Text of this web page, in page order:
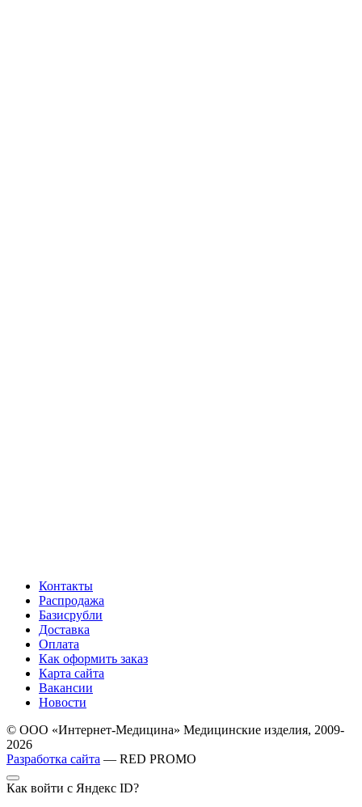
Контакты
Распродажа
Базисрубли
Доставка
Оплата
Как оформить заказ
Карта сайта
Вакансии
Новости
© ООО «Интернет-Медицина» Медицинские изделия, 2009-
2026
Разработка сайта — RED PROMO
Как войти с Яндекс ID?